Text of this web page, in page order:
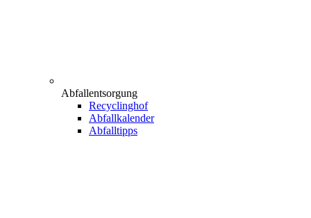
Abfallentsorgung
Recyclinghof
Abfallkalender
Abfalltipps